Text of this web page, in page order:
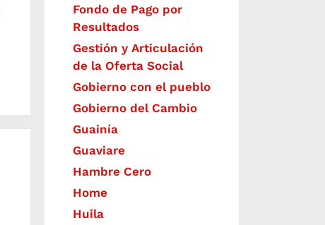
Fondo de Pago por
Resultados
Gestión y Articulación
de la Oferta Social
Gobierno con el pueblo
Gobierno del Cambio
Guainía
Guaviare
Hambre Cero
Home
Huila